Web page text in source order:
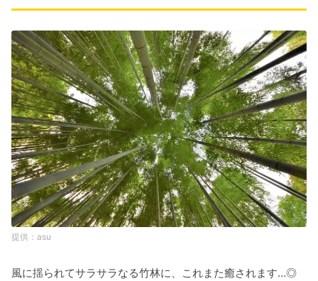
asu
風に揺られてサラサラなる竹林に、これまた癒されます…◎